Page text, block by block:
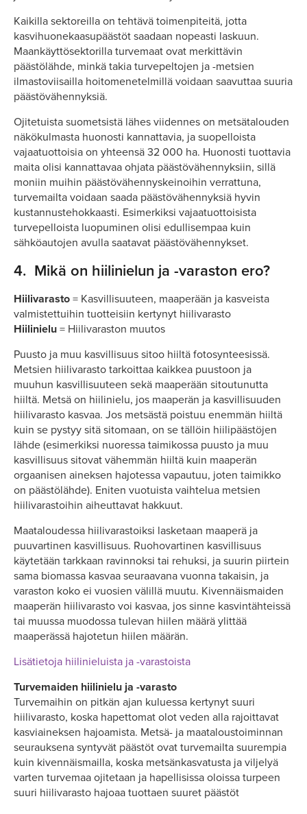
Kaikilla sektoreilla on tehtävä toimenpiteitä, jotta
kasvihuonekaasupäästöt saadaan nopeasti laskuun.
Maankäyttösektorilla turvemaat ovat merkittävin
päästölähde, minkä takia turvepeltojen ja -metsien
ilmastoviisailla hoitomenetelmillä voidaan saavuttaa suuria
päästövähennyksiä.
Ojitetuista suometsistä lähes viidennes on metsätalouden
näkökulmasta huonosti kannattavia, ja suopelloista
vajaatuottoisia on yhteensä 32 000 ha. Huonosti tuottavia
maita olisi kannattavaa ohjata päästövähennyksiin, sillä
moniin muihin päästövähennyskeinoihin verrattuna,
turvemailta voidaan saada päästövähennyksiä hyvin
kustannustehokkaasti. Esimerkiksi vajaatuottoisista
turvepelloista luopuminen olisi edullisempaa kuin
sähköautojen avulla saatavat päästövähennykset.
4. Mikä on hiilinielun ja -varaston ero?
Hiilivarasto = Kasvillisuuteen, maaperään ja kasveista
valmistettuihin tuotteisiin kertynyt hiilivarasto
Hiilinielu = Hiilivaraston muutos
Puusto ja muu kasvillisuus sitoo hiiltä fotosynteesissä.
Metsien hiilivarasto tarkoittaa kaikkea puustoon ja
muuhun kasvillisuuteen sekä maaperään sitoutunutta
hiiltä. Metsä on hiilinielu, jos maaperän ja kasvillisuuden
hiilivarasto kasvaa. Jos metsästä poistuu enemmän hiiltä
kuin se pystyy sitä sitomaan, on se tällöin hiilipäästöjen
lähde (esimerkiksi nuoressa taimikossa puusto ja muu
kasvillisuus sitovat vähemmän hiiltä kuin maaperän
orgaanisen aineksen hajotessa vapautuu, joten taimikko
on päästölähde). Eniten vuotuista vaihtelua metsien
hiilivarastoihin aiheuttavat hakkuut.
Maataloudessa hiilivarastoiksi lasketaan maaperä ja
puuvartinen kasvillisuus. Ruohovartinen kasvillisuus
käytetään tarkkaan ravinnoksi tai rehuksi, ja suurin piirtein
sama biomassa kasvaa seuraavana vuonna takaisin, ja
varaston koko ei vuosien välillä muutu. Kivennäismaiden
maaperän hiilivarasto voi kasvaa, jos sinne kasvintähteissä
tai muussa muodossa tulevan hiilen määrä ylittää
maaperässä hajotetun hiilen määrän.
Lisätietoja hiilinieluista ja -varastoista
Turvemaiden hiilinielu ja -varasto
Turvemaihin on pitkän ajan kuluessa kertynyt suuri
hiilivarasto, koska hapettomat olot veden alla rajoittavat
kasviaineksen hajoamista. Metsä- ja maataloustoiminnan
seurauksena syntyvät päästöt ovat turvemailta suurempia
kuin kivennäismailla, koska metsänkasvatusta ja viljelyä
varten turvemaa ojitetaan ja hapellisissa oloissa turpeen
suuri hiilivarasto hajoaa tuottaen suuret päästöt